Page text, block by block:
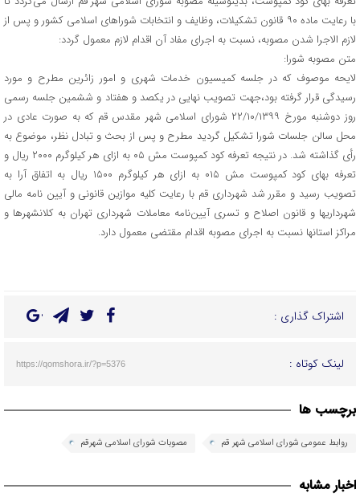
با رعایت ماده ۹۰ قانون تشکیلات، وظایف و انتخابات شوراهای اسلامی کشور و پس از
لازم الاجرا شدن مصوبه، نسبت به اجرای مفاد آن اقدام لازم معمول گردد:
متن مصوبه شورا:
لایحه موصوف که در جلسه کمیسیون خدمات شهری و امور زائرین مطرح و مورد
رسیدگی قرار گرفته بود،جهت تصویب نهایی در یکصد و هفتاد و ششمین جلسه رسمی
روز دوشنبه مورخ ۲۲/۱۰/۱۳۹۹ شورای اسلامی شهر مقدس قم که به صورت عادی در
محل سالن جلسات شورا تشکیل گردید مطرح و پس از بحث و تبادل نظر، موضوع به
رأی گذاشته شد. در نتیجه تعرفه کود کمپوست مش ۰۵ به ازای هر کیلوگرم ۲۰۰۰ ریال و
تعرفه بهای کود کمپوست مش ۰۱۵ به ازای هر کیلوگرم ۱۵۰۰ ریال به اتفاق آرا به
تصویب رسید و مقرر شد شهرداری قم با رعایت کلیه موازین قانونی و آیین نامه‌ مالی
شهرداریها و قانون اصلاح و تسری آیین‌نامه معاملات شهرداری تهران به کلانشهرها و
مراکز استانها نسبت به اجرای مصوبه اقدام مقتضی معمول دارد.
اشتراک گذاری :
لینک کوتاه : https://qomshora.ir/?p=5376
برچسب ها
روابط عمومی شورای اسلامی شهر قم مصوبات شورای اسلامی شهرقم
اخبار مشابه